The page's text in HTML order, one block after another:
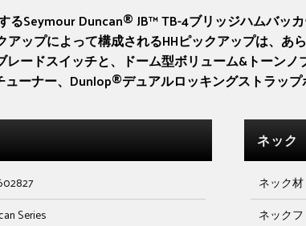
るSeymour Duncan® JB™ TB-4ブリッジハムバッ
アップによって構成されるHHピックアップは、
ードスイッチと、ドーム型ボリューム&トーン
ーナー、Dunlop®デュアルロッキングストラップ
Series
ネック
ネック材
ネック